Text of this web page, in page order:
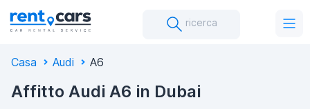
ricerca
Casa Audi A6
Affitto Audi A6 in Dubai